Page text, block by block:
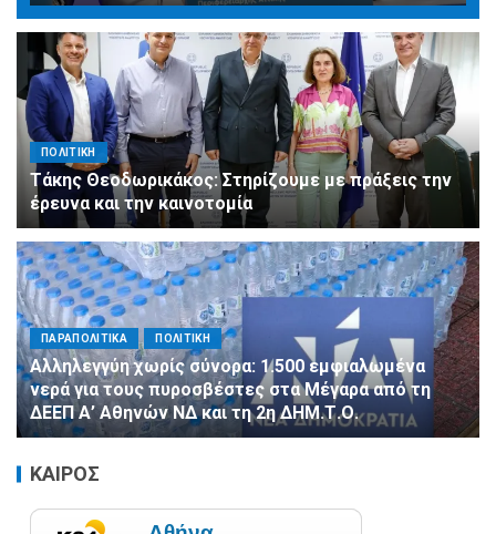
ΠΟΛΙΤΙΚΗ
Τάκης Θεοδωρικάκος: Στηρίζουμε με πράξεις την
έρευνα και την καινοτομία
ΠΑΡΑΠΟΛΙΤΙΚΑ ΠΟΛΙΤΙΚΗ
Αλληλεγγύη χωρίς σύνορα: 1.500 εμφιαλωμένα
νερά για τους πυροσβέστες στα Μέγαρα από τη
ΔΕΕΠ Α’ Αθηνών ΝΔ και τη 2η ΔΗΜ.Τ.Ο.
ΚΑΙΡΟΣ